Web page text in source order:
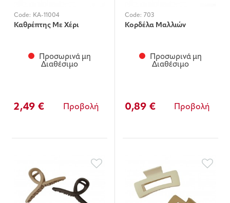
Code: KA-11004
Καθρέπτης Με Χέρι
Προσωρινά μη
Διαθέσιμο
2,49 € Προβολή
Code: 703
Κορδέλα Μαλλιών
Προσωρινά μη
Διαθέσιμο
0,89 € Προβολή